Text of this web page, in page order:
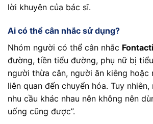
lời khuyên của bác sĩ.
Ai có thể cân nhắc sử dụng?
Nhóm người có thể cân nhắc
đường, tiền tiểu đường, phụ nữ bị
người thừa cân, người ăn kiêng hoặc
liên quan đến chuyển hóa. Tuy
nhu cầu khác nhau nên không nên
uống cũng được”.